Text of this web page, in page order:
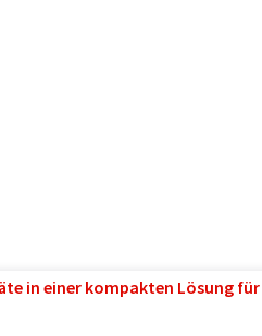
in einer kompakten Lösung